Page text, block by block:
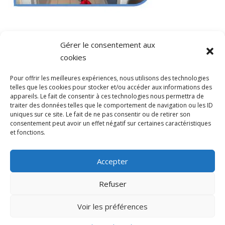
Gérer le consentement aux
cookies
Pour offrir les meilleures expériences, nous utilisons des technologies
telles que les cookies pour stocker et/ou accéder aux informations des
appareils. Le fait de consentir à ces technologies nous permettra de
traiter des données telles que le comportement de navigation ou les ID
uniques sur ce site. Le fait de ne pas consentir ou de retirer son
consentement peut avoir un effet négatif sur certaines caractéristiques
et fonctions.
Accepter
Refuser
Voir les préférences
Conditions générales
COPYRIGHT © 2022 VITA SERVICES